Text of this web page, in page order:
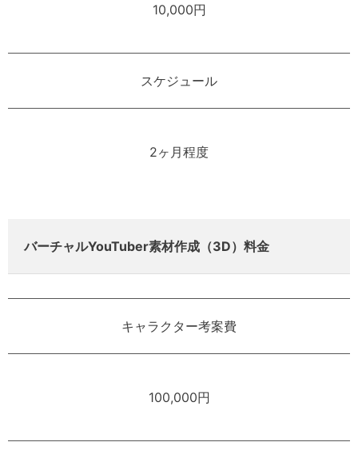
10,000円
スケジュール
2ヶ月程度
バーチャルYouTuber素材作成（3D）料金
キャラクター考案費
100,000円